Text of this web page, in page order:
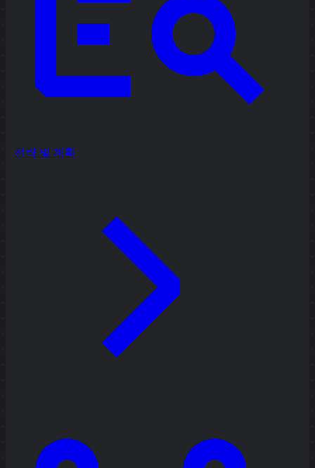
전략 및 계획